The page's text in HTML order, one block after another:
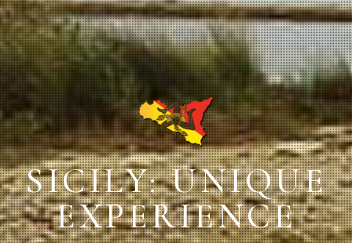
SICILY: UNIQUE
EXPERIENCE